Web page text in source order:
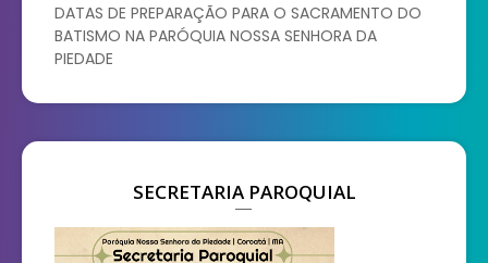
DATAS DE PREPARAÇÃO PARA O SACRAMENTO DO
BATISMO NA PARÓQUIA NOSSA SENHORA DA
PIEDADE
SECRETARIA PAROQUIAL